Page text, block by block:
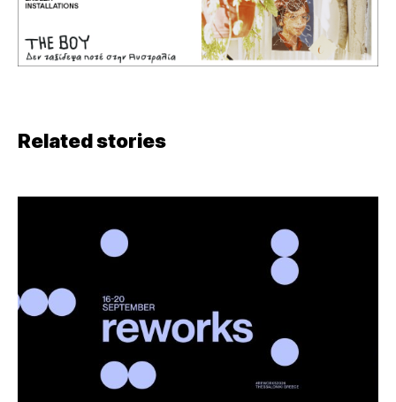
Related stories